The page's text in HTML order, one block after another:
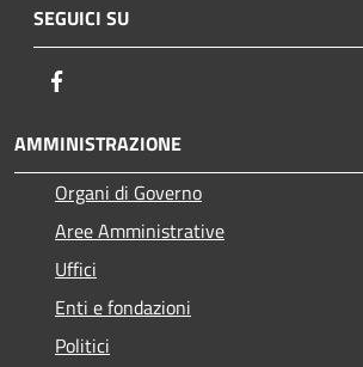
SEGUICI SU
AMMINISTRAZIONE
Organi di Governo
Aree Amministrative
Uffici
Enti e fondazioni
Politici